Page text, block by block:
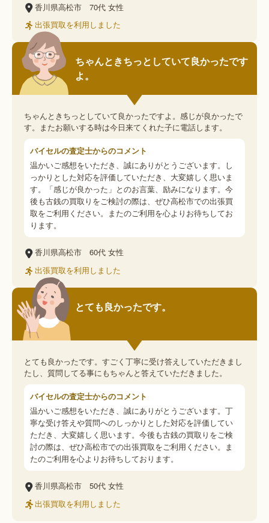
香川県高松市 70代 女性
出張買取を利用しました
ちゃんときちっとしていて良かったです
よ。
ちゃんときちっとしていて良かったですよ。感じが良かったで
す。またお願いする時は今日来てくれた子に電話します。
バイセルの査定士からのコメント
温かいご感想をいただき、誠にありがとうございます。し
っかりとした対応を評価していただき、大変嬉しく思いま
す。「感じが良かった」とのお言葉、励みになります。今
後も古銭の買取りをご検討の際は、ぜひ高松市での出張買
取をご利用ください。またのご利用を心よりお待ちしてお
ります。
香川県高松市 60代 女性
出張買取を利用しました
とても良かったです。
とても良かったです。すごく丁寧に受け答えしていただきまし
たし、質問してる事にもちゃんと答えていただきました。
バイセルの査定士からのコメント
温かいご感想をいただき、誠にありがとうございます。丁
寧な受け答えや質問へのしっかりとした対応を評価してい
ただき、大変嬉しく思います。今後も古銭の買取りをご検
討の際は、ぜひ高松市での出張買取をご利用ください。ま
たのご利用を心よりお待ちしております。
香川県高松市 50代 女性
出張買取を利用しました